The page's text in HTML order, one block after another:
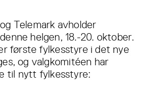
Telemark avholder
helgen, 18.-20. oktober.
første fylkesstyre i det nye
og valgkomitéen har
til nytt fylkesstyre: